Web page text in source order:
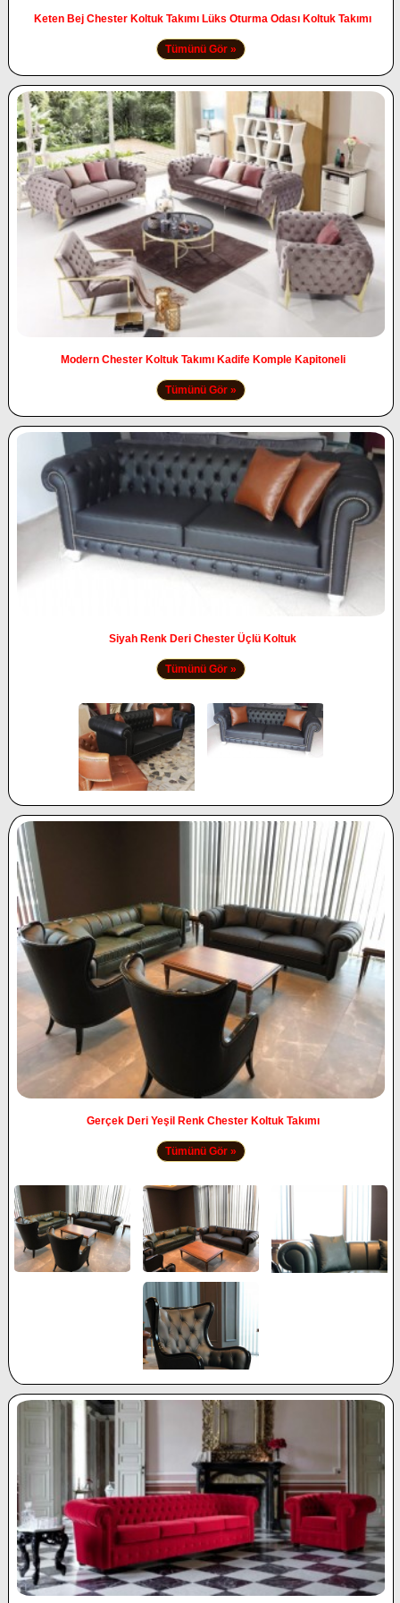
Keten Bej Chester Koltuk Takımı Lüks Oturma Odası Koltuk Takımı
Tümünü Gör »
Modern Chester Koltuk Takımı Kadife Komple Kapitoneli
Tümünü Gör »
Siyah Renk Deri Chester Üçlü Koltuk
Tümünü Gör »
Gerçek Deri Yeşil Renk Chester Koltuk Takımı
Tümünü Gör »